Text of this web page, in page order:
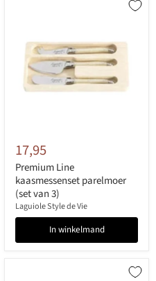
17,95
Premium Line
kaasmessenset parelmoer
(set van 3)
Laguiole Style de Vie
In winkelmand